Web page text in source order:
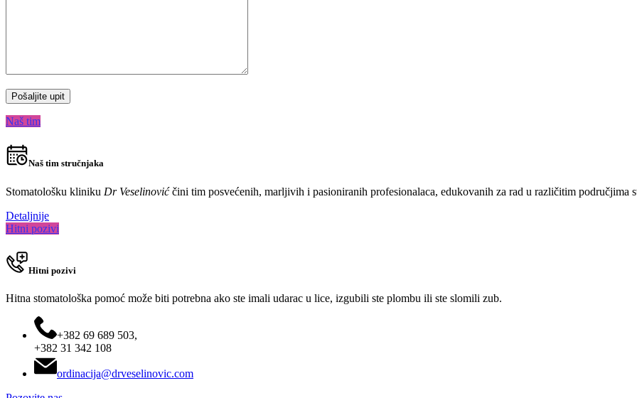
Naš tim
Naš tim stručnjaka
Stomatološku kliniku Dr Veselinovićčini tim posvećenih, marljivih i pasioniranih profesionalaca, edukovanih za rad u različitim područjima
Detaljnije
Hitni pozivi
Hitni pozivi
Hitna stomatološka pomoć može biti potrebna ako ste imali udarac u lice, izgubili ste plombu ili ste slomili zub.
+382 69 689 503,
+382 31 342 108
ordinacija@drveselinovic.com